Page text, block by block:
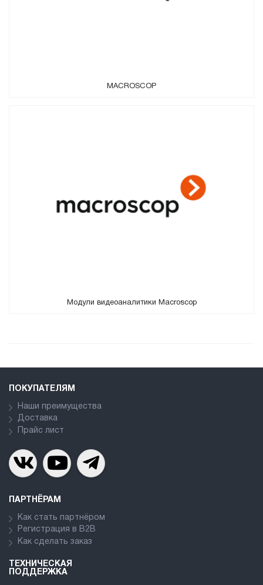
MACROSCOP
Модули видеоаналитики Macroscop
ПОКУПАТЕЛЯМ
Наши преимущества
Доставка
Прайс лист
ПАРТНЁРАМ
Как стать партнёром
Регистрация в В2В
Как сделать заказ
ТЕХНИЧЕСКАЯ
ПОДДЕРЖКА